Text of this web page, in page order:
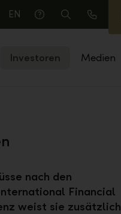
EN
Hilfe
Suche
Anrufen
Investoren Medien
nach den
Financial
weist sie zusätzlich